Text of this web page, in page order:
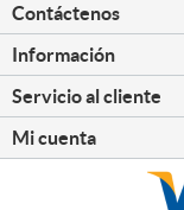
Contáctenos
Información
Servicio al cliente
Mi cuenta